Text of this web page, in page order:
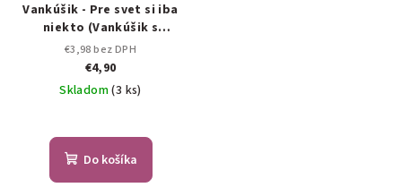
Vankúšik - Pre svet si iba
niekto (Vankúšik s
levandulou )
€3,98 bez DPH
€4,90
Skladom(3 ks)
Do košíka